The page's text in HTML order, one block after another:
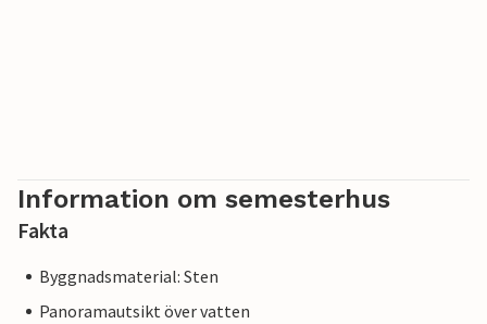
Information om semesterhus
Fakta
Byggnadsmaterial: Sten
Panoramautsikt över vatten